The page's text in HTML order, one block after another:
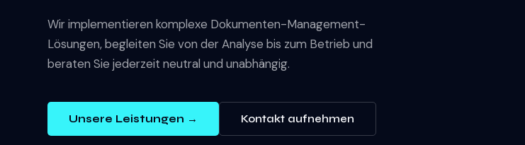
Wir implementieren komplexe Dokumenten-Management-
Lösungen, begleiten Sie von der Analyse bis zum Betrieb und
beraten Sie jederzeit neutral und unabhängig.
Unsere Leistungen → Kontakt aufnehmen